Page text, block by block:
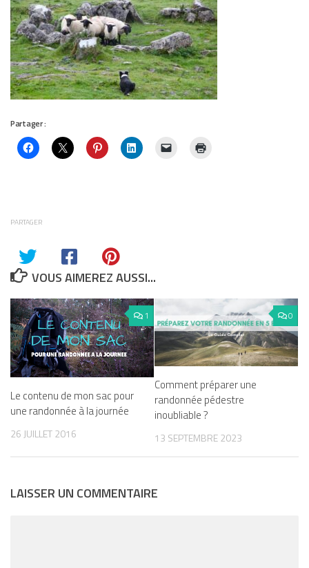
Partager :
PARTAGER
VOUS AIMEREZ AUSSI...
1
Le contenu de mon sac pour
une randonnée à la journée
26 JUILLET 2016
0
Comment préparer une
randonnée pédestre
inoubliable ?
13 SEPTEMBRE 2023
LAISSER UN COMMENTAIRE